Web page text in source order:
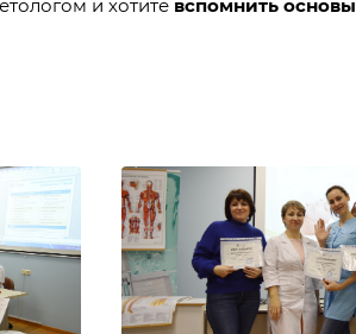
и хотите вспомнить основы